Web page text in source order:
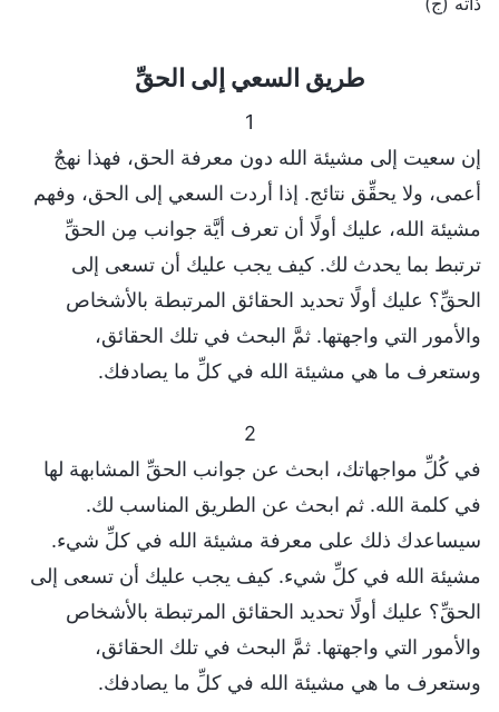
طريق السعي إلى الحقِّ
1
إن سعيت إلى مشيئة الله دون معرفة الحق، فهذا نهجٌ
أعمى، ولا يحقِّق نتائج. إذا أردت السعي إلى الحق، وفهم
مشيئة الله، عليك أولًا أن تعرف أيَّة جوانب مِن الحقِّ
ترتبط بما يحدث لك. كيف يجب عليك أن تسعى إلى
الحقِّ؟ عليك أولًا تحديد الحقائق المرتبطة بالأشخاص
والأمور التي واجهتها. ثمَّ البحث في تلك الحقائق،
وستعرف ما هي مشيئة الله في كلِّ ما يصادفك.
2
في كُلِّ مواجهاتك، ابحث عن جوانب الحقِّ المشابهة لها
في كلمة الله. ثم ابحث عن الطريق المناسب لك.
سيساعدك ذلك على معرفة مشيئة الله في كلِّ شيء.
مشيئة الله في كلِّ شيء. كيف يجب عليك أن تسعى إلى
الحقِّ؟ عليك أولًا تحديد الحقائق المرتبطة بالأشخاص
والأمور التي واجهتها. ثمَّ البحث في تلك الحقائق،
وستعرف ما هي مشيئة الله في كلِّ ما يصادفك.